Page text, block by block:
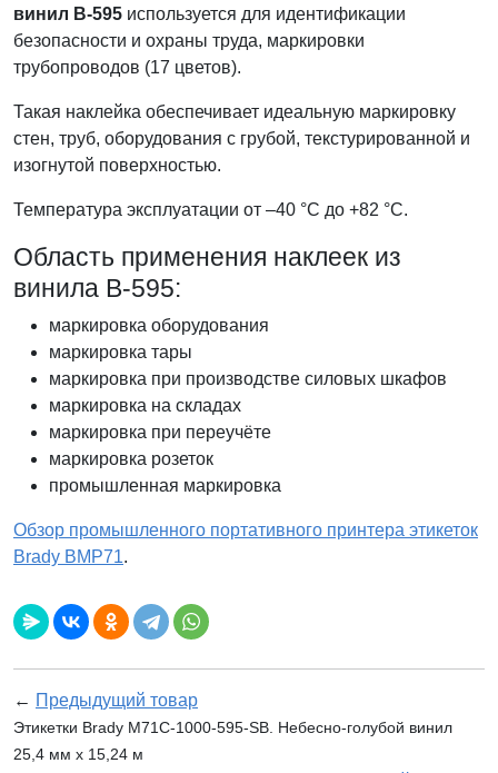
винил В-595 используется для идентификации
безопасности и охраны труда, маркировки
трубопроводов (17 цветов).
Такая наклейка обеспечивает идеальную маркировку
стен, труб, оборудования с грубой, текстурированной и
изогнутой поверхностью.
Температура эксплуатации от –40 °C до +82 °С.
Область применения наклеек из
винила В-595:
маркировка оборудования
маркировка тары
маркировка при производстве силовых шкафов
маркировка на складах
маркировка при переучёте
маркировка розеток
промышленная маркировка
Обзор промышленного портативного принтера этикеток
Brady BMP71.
← Предыдущий товар
Этикетки Brady M71C-1000-595-SB. Небесно-голубой винил
25,4 мм x 15,24 м